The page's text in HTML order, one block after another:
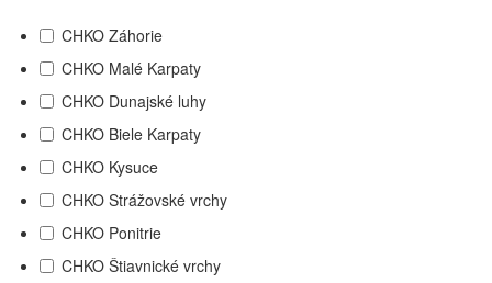
CHKO Záhorie
CHKO Malé Karpaty
CHKO Dunajské luhy
CHKO Biele Karpaty
CHKO Kysuce
CHKO Strážovské vrchy
CHKO Ponitrie
CHKO Štiavnické vrchy